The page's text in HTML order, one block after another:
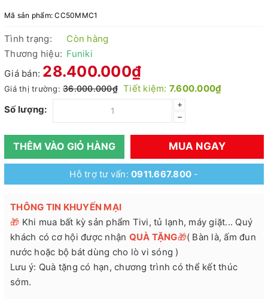
Mã sản phẩm:CC50MMC1
Tình trạng:
Còn hàng
Thương hiệu: Funiki
Giá bán: 28.400.000₫
Giá thị trường: 36.000.000₫ Tiết kiệm: 7.600.000₫
Số lượng:
+
–
THÊM VÀO GIỎ HÀNG MUA NGAY
Hỗ trợ tư vấn:0911.667.800 -
THÔNG TIN KHUYẾN MẠI
🎁 Khi mua bất kỳ sản phẩm Tivi, tủ lạnh, máy giặt... Quý
khách có cơ hội được nhận QUÀ TẶNG🎁( Bàn là, ấm đun
nước hoặc bộ bát dùng cho lò vi sóng )
Lưu ý: Quà tặng có hạn, chương trình có thể kết thúc
sớm.